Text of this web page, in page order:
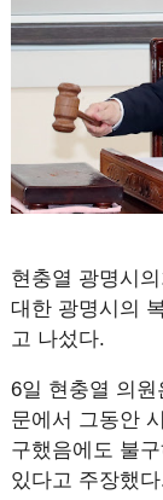
현충열 광명시
대한 광명시의
고 나섰다.
6일 현충열 의
문에서 그동안
구했음에도 불
있다고 주장했